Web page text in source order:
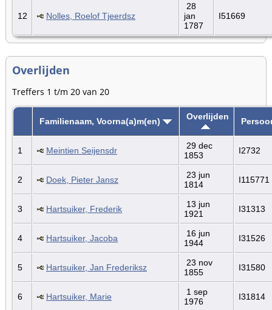
12 Nolles, Roelof Tjeerdsz
28
jan
1787
I51669
Overlijden
Treffers 1 t/m 20 van 20
Familienaam, Voorna(a)m(en) Overlijden
1 Meintien Seijensdr
29 dec
1853
I2732
2 Doek, Pieter Jansz
23 jun
1814
I115771
3 Hartsuiker, Frederik
13 jun
1921
I31313
4 Hartsuiker, Jacoba
16 jun
1944
I31526
5 Hartsuiker, Jan Frederiksz
23 nov
1855
I31580
6 Hartsuiker, Marie
1 sep
1976
I31814